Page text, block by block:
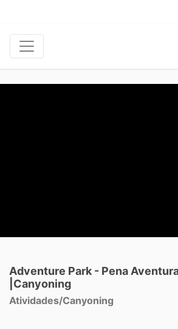
Adventure Park - Pena
|Canyoning
Atividades/Canyoning